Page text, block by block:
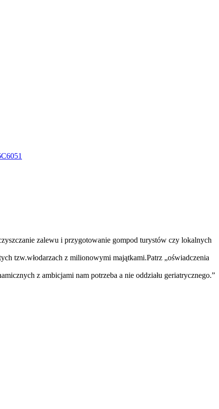
zalewu i przygotowanie gompod turystów czy lokalnych
tzw.włodarzach z milionowymi majątkami.Patrz „oświadczenia
z ambicjami nam potrzeba a nie oddziału geriatrycznego.”